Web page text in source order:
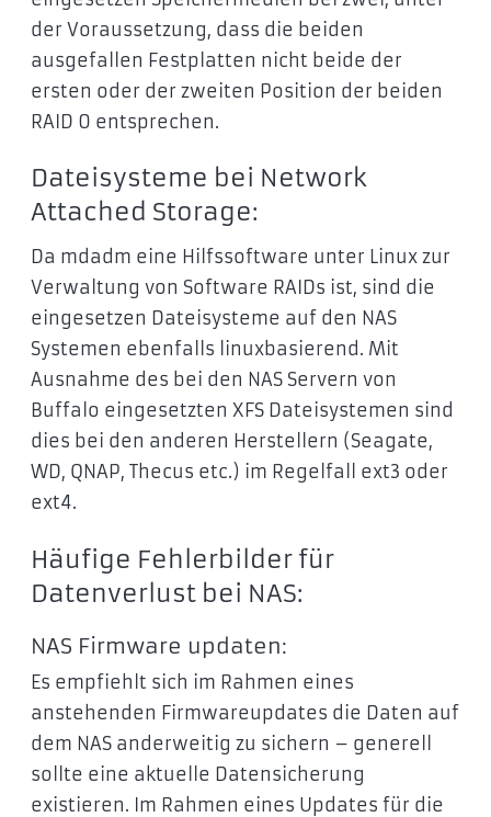
der Voraussetzung, dass die beiden
ausgefallen Festplatten nicht beide der
ersten oder der zweiten Position der beiden
RAID 0 entsprechen.
Dateisysteme bei Network
Attached Storage:
Da mdadm eine Hilfssoftware unter Linux zur
Verwaltung von Software RAIDs ist, sind die
eingesetzen Dateisysteme auf den NAS
Systemen ebenfalls linuxbasierend. Mit
Ausnahme des bei den NAS Servern von
Buffalo eingesetzten XFS Dateisystemen sind
dies bei den anderen Herstellern (Seagate,
WD, QNAP, Thecus etc.) im Regelfall ext3 oder
ext4.
Häufige Fehlerbilder für
Datenverlust bei NAS:
NAS Firmware updaten:
Es empfiehlt sich im Rahmen eines
anstehenden Firmwareupdates die Daten auf
dem NAS anderweitig zu sichern – generell
sollte eine aktuelle Datensicherung
existieren. Im Rahmen eines Updates für die